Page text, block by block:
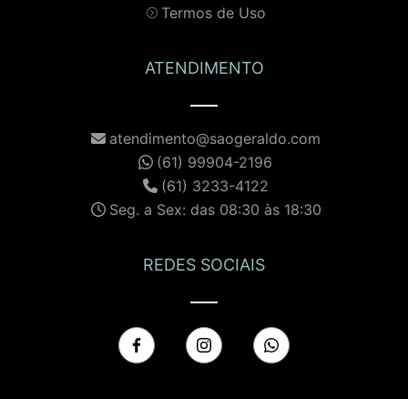
Termos de Uso
ATENDIMENTO
atendimento@saogeraldo.com
(61) 99904-2196
(61) 3233-4122
Seg. a Sex: das 08:30 às 18:30
REDES SOCIAIS